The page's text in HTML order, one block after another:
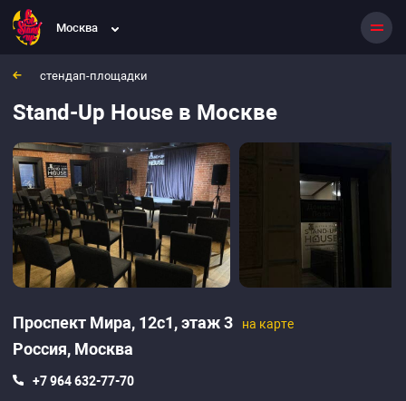
Stand-Up House
Москва, Россия
Проспект Мира, 12с1, этаж 3
Москва
стендап-площадки
Stand-Up House в Москве
Проспект Мира, 12с1, этаж 3 на карте
Россия, Москва
+7 964 632-77-70